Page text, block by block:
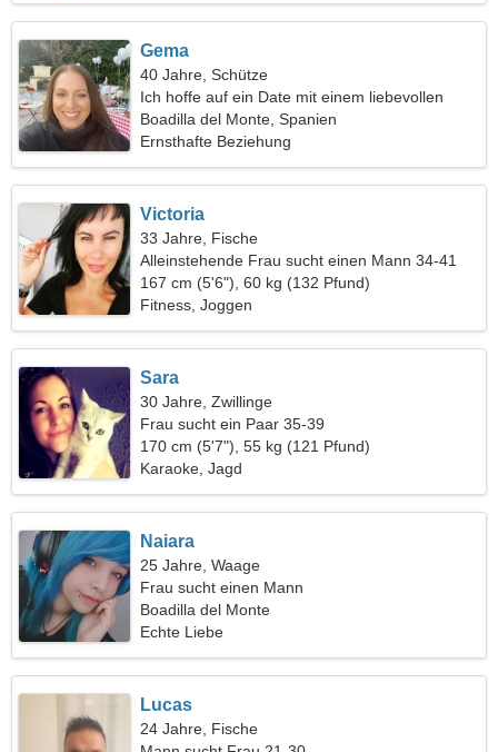
Gema
40 Jahre, Schütze
Ich hoffe auf ein Date mit einem liebevollen
Mann
Boadilla del Monte, Spanien
Ernsthafte Beziehung
Victoria
33 Jahre, Fische
Alleinstehende Frau sucht einen Mann 34-41
167 cm (5'6"), 60 kg (132 Pfund)
Fitness, Joggen
Sara
30 Jahre, Zwillinge
Frau sucht ein Paar 35-39
170 cm (5'7"), 55 kg (121 Pfund)
Karaoke, Jagd
Naiara
25 Jahre, Waage
Frau sucht einen Mann
Boadilla del Monte
Echte Liebe
Lucas
24 Jahre, Fische